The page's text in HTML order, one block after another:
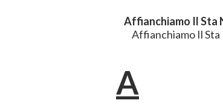
Affianchiamo Il Sta
Affianchiamo Il
A